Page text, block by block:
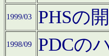
1999/03 PHSの
1998/09 PDCの